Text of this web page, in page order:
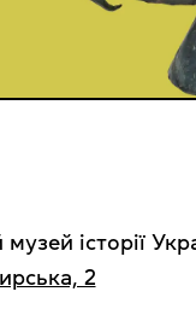
історії
2